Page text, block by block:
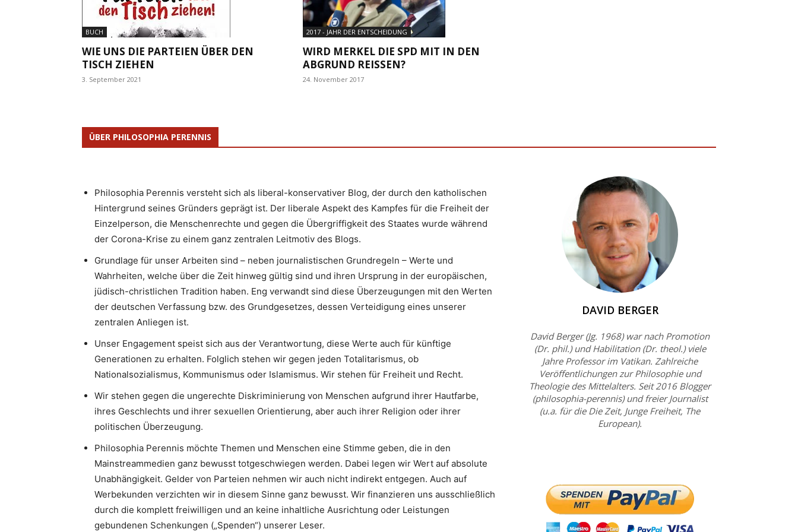
BUCH
WIE UNS DIE PARTEIEN ÜBER DEN
TISCH ZIEHEN
3. September 2021
2017 - JAHR DER ENTSCHEIDUNG
WIRD MERKEL DIE SPD MIT IN DEN
ABGRUND REISSEN?
24. November 2017
ÜBER PHILOSOPHIA PERENNIS
Philosophia Perennis versteht sich als liberal-konservativer Blog, der durch den katholischen
Hintergrund seines Gründers geprägt ist. Der liberale Aspekt des Kampfes für die Freiheit der
Einzelperson, die Menschenrechte und gegen die Übergriffigkeit des Staates wurde während
der Corona-Krise zu einem ganz zentralen Leitmotiv des Blogs.
Grundlage für unser Arbeiten sind – neben journalistischen Grundregeln – Werte und
Wahrheiten, welche über die Zeit hinweg gültig sind und ihren Ursprung in der europäischen,
jüdisch-christlichen Tradition haben. Eng verwandt sind diese Überzeugungen mit den Werten
der deutschen Verfassung bzw. des Grundgesetzes, dessen Verteidigung eines unserer
zentralen Anliegen ist.
Unser Engagement speist sich aus der Verantwortung, diese Werte auch für künftige
Generationen zu erhalten. Folglich stehen wir gegen jeden Totalitarismus, ob
Nationalsozialismus, Kommunismus oder Islamismus. Wir stehen für Freiheit und Recht.
Wir stehen gegen die ungerechte Diskriminierung von Menschen aufgrund ihrer Hautfarbe,
ihres Geschlechts und ihrer sexuellen Orientierung, aber auch ihrer Religion oder ihrer
politischen Überzeugung.
Philosophia Perennis möchte Themen und Menschen eine Stimme geben, die in den
Mainstreammedien ganz bewusst totgeschwiegen werden. Dabei legen wir Wert auf absolute
Unabhängigkeit. Gelder von Parteien nehmen wir auch nicht indirekt entgegen. Auch auf
Werbekunden verzichten wir in diesem Sinne ganz bewusst. Wir finanzieren uns ausschließlich
durch die komplett freiwilligen und an keine inhaltliche Ausrichtung oder Leistungen
gebundenen Schenkungen („Spenden“) unserer Leser.
DAVID BERGER
David Berger (Jg. 1968) war nach Promotion
(Dr. phil.) und Habilitation (Dr. theol.) viele
Jahre Professor im Vatikan. Zahlreiche
Veröffentlichungen zur Philosophie und
Theologie des Mittelalters. Seit 2016 Blogger
(philosophia-perennis) und freier Journalist
(u.a. für die Die Zeit, Junge Freiheit, The
European).